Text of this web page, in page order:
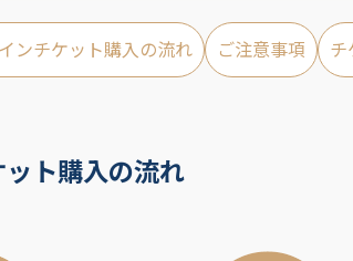
ンチケット購入の流れ ご注意事項 チ
ト購入の流れ